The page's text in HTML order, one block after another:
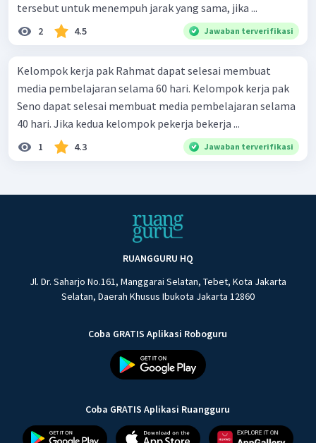
tersebut untuk menempuh jarak yang sama, jika ...
2 4.5 Jawaban terverifikasi
Kelompok kerja pak Rahmat dapat selesai membuat
media pembelajaran selama 60 hari. Kelompok kerja pak
Seno dapat selesai membuat media pembelajaran selama
40 hari. Jika kedua kelompok pekerja bekerja ...
1 4.3 Jawaban terverifikasi
RUANGGURU HQ
Jl. Dr. Saharjo No.161, Manggarai Selatan, Tebet, Kota Jakarta
Selatan, Daerah Khusus Ibukota Jakarta 12860
Coba GRATIS Aplikasi Roboguru
Coba GRATIS Aplikasi Ruangguru